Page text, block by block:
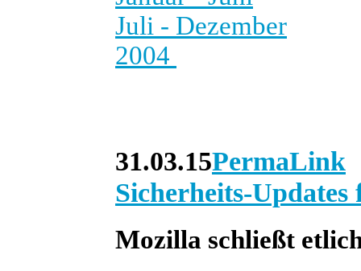
Juli - Dezember
2004
31.03.15PermaLink
Sicherheits-
Mozilla schließt